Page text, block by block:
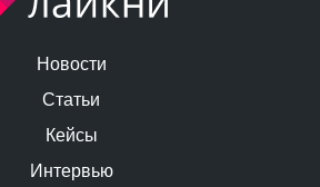
Новости
Статьи
Кейсы
Интервью